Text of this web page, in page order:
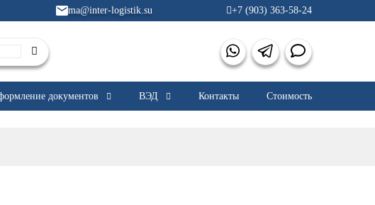
ma@inter-logistik.su +7 (903) 363-58-24
документов ВЭД Контакты Стоимость